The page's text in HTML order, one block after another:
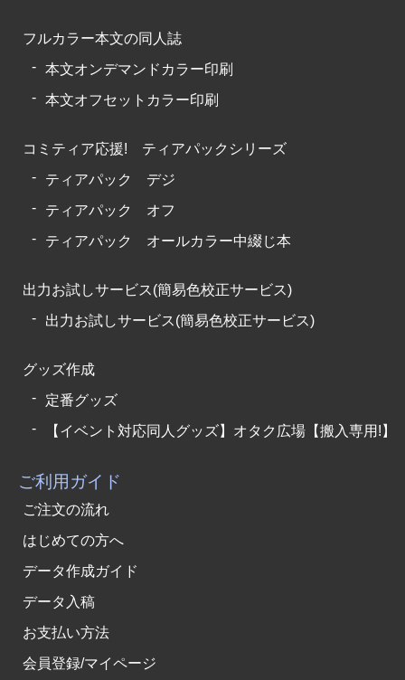
フルカラー本文の同人誌
本文オンデマンドカラー印刷
本文オフセットカラー印刷
コミティア応援! ティアパックシリーズ
ティアパック デジ
ティアパック オフ
ティアパック オールカラー中綴じ本
出力お試しサービス(簡易色校正サービス)
出力お試しサービス(簡易色校正サービス)
グッズ作成
定番グッズ
【イベント対応同人グッズ】オタク広場【搬入専用!】
ご利用ガイド
ご注文の流れ
はじめての方へ
データ作成ガイド
データ入稿
お支払い方法
会員登録/マイページ